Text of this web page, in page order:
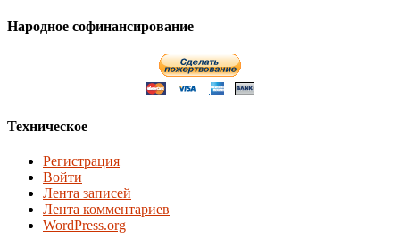
Народное софинансирование
Техническое
Регистрация
Войти
Лента записей
Лента комментариев
WordPress.org